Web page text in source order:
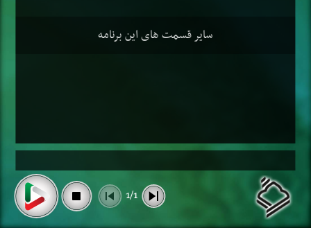
سایر قسمت های این برنامه
1/1